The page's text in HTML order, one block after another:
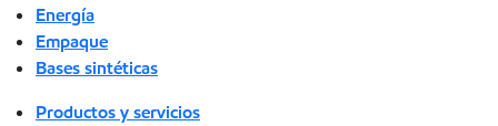
Energía
Empaque
Bases sintéticas
Productos y servicios